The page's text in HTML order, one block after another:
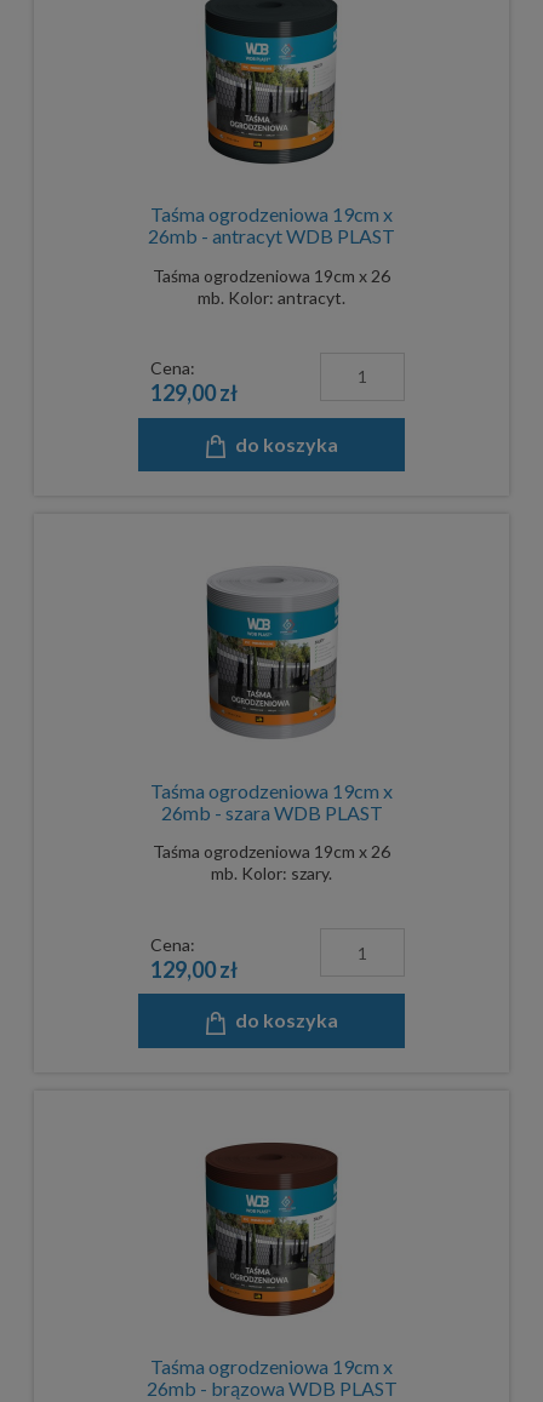
Taśma ogrodzeniowa 19cm x
26mb - antracyt WDB PLAST
Taśma ogrodzeniowa 19cm x 26
mb. Kolor: antracyt.
Cena:
129,00 zł
do koszyka
Taśma ogrodzeniowa 19cm x
26mb - szara WDB PLAST
Taśma ogrodzeniowa 19cm x 26
mb. Kolor: szary.
Cena:
129,00 zł
do koszyka
Taśma ogrodzeniowa 19cm x
26mb - brązowa WDB PLAST